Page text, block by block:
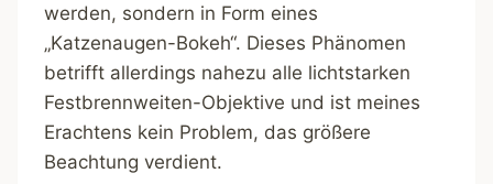
werden, sondern in Form eines
„Katzenaugen-Bokeh“. Dieses Phänomen
betrifft allerdings nahezu alle lichtstarken
Festbrennweiten-Objektive und ist meines
Erachtens kein Problem, das größere
Beachtung verdient.